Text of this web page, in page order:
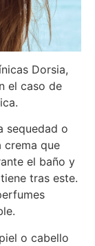
Dorsia,
el caso de
sequedad o
crema que
el baño y
tras este.
o cabello